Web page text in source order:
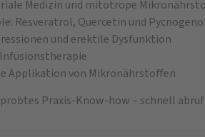
Medizin und mitotrope
Resveratrol, Quercetin und
und erektile Dysfunktion
Applikation von Mikronährstoffen
Praxis-Know-how – schnell